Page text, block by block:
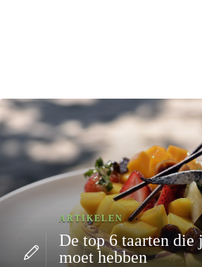
ARTIKELEN
De top 6 taarten die
moet hebben